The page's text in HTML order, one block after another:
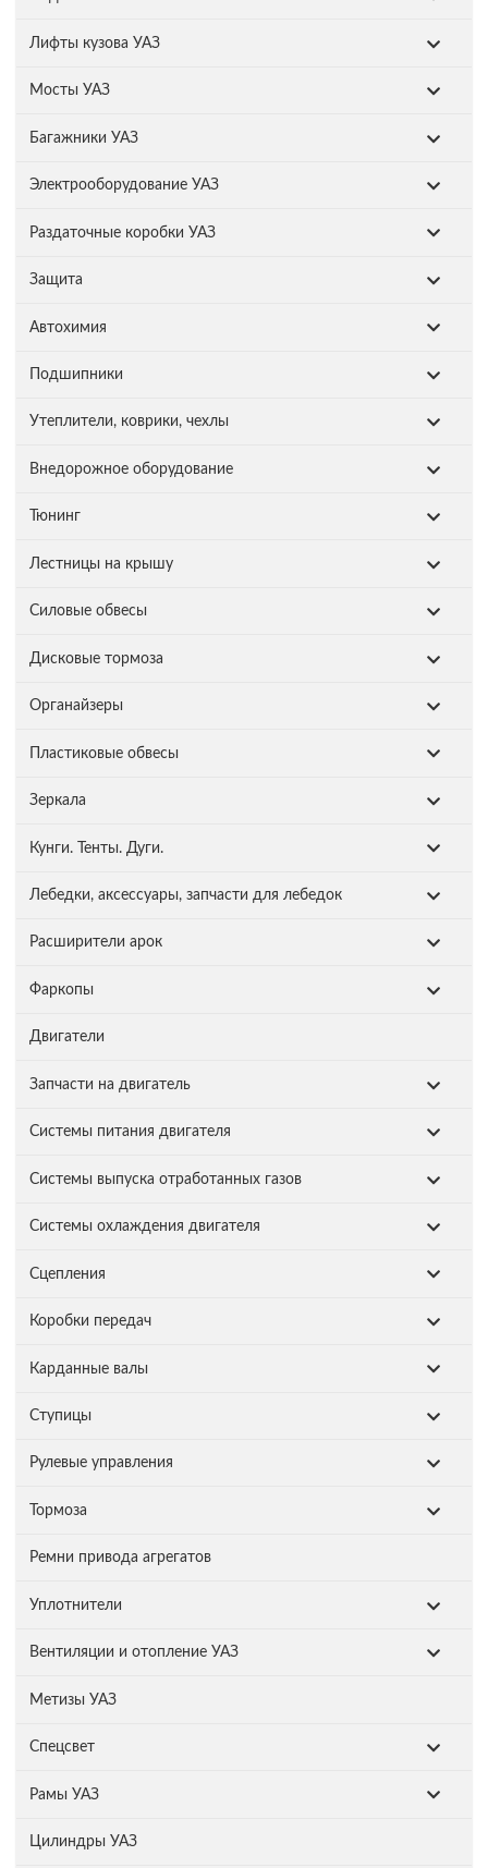
Лифты кузова УАЗ
Мосты УАЗ
Багажники УАЗ
Электрооборудование УАЗ
Раздаточные коробки УАЗ
Защита
Автохимия
Подшипники
Утеплители, коврики, чехлы
Внедорожное оборудование
Тюнинг
Лестницы на крышу
Силовые обвесы
Дисковые тормоза
Органайзеры
Пластиковые обвесы
Зеркала
Кунги. Тенты. Дуги.
Лебедки, аксессуары, запчасти для лебедок
Расширители арок
Фаркопы
Двигатели
Запчасти на двигатель
Системы питания двигателя
Системы выпуска отработанных газов
Системы охлаждения двигателя
Сцепления
Коробки передач
Карданные валы
Ступицы
Рулевые управления
Тормоза
Ремни привода агрегатов
Уплотнители
Вентиляции и отопление УАЗ
Метизы УАЗ
Спецсвет
Рамы УАЗ
Цилиндры УАЗ